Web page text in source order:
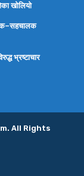
खोलियो
भ्रष्टाचार
All Rights